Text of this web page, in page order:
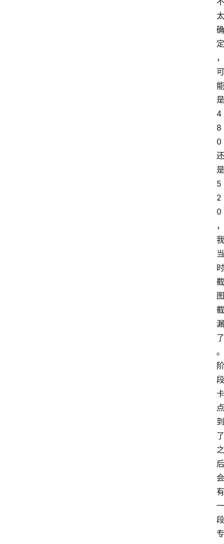
太
确
定
，
可
能
是
4
8
0
还
是
5
2
0
，
我
当
时
截
图
截
漏
了
。
阶
段
卡
点
到
了
之
后
会
有
一
段
专